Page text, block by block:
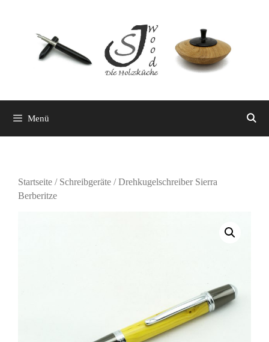
springen
Menü
Startseite / Schreibgeräte / Drehkugelschreiber Sierra
Berberitze